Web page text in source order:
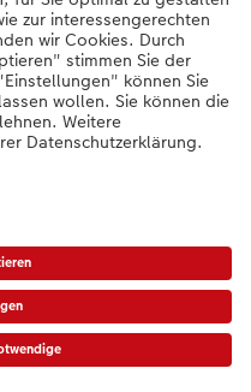
können Sie uns gerne von
Uhr und Sonntag von 10:00 –
ausgenommen) unter der
21kontaktieren.
IT
ggfs. einen höheren Preis.
|Impressum